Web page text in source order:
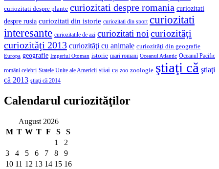
curiozitati despre plante curiozitati despre romania curiozitati
despre rusia curiozitati din istorie curiozitati din sport curiozitati
interesante curiozitatile de azi curiozitati noicuriozităţi
curiozităţi 2013 curiozităţi cu animale curiozităţi din geografie
Europa geografie Imperiul Otoman istorie mari romani Oceanul Atlantic Oceanul Pacific
români celebri Statele Unite ale Americii stiai ca zoo zoologie ştiaţi că ştiaţi
că 2013 ştiaţi că 2014
Calendarul curiozităţilor
August 2026
M T W T F S
S
1
2
3
4 5 6 7 8
9
10 11 12 13 14 15 16